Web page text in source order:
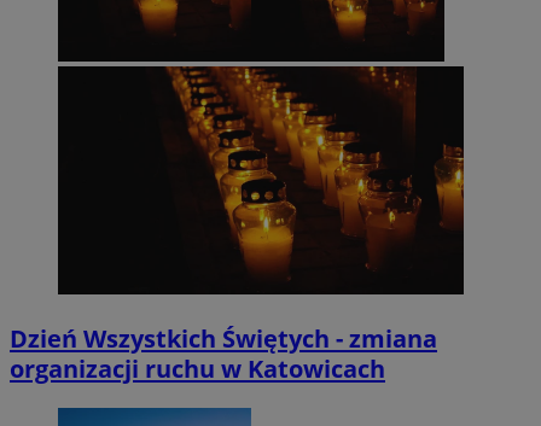
Dzień Wszystkich Świętych - zmiana
organizacji ruchu w Katowicach